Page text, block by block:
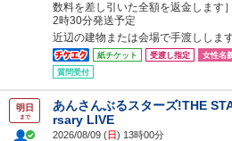
数料を差し引いた全額を返金します
2時30分発送予定
近辺の建物または会場で手渡ししま
紙チケット 受渡し指定 女性名
質問受付
明日
まで
あんさんぶるスターズ!THE
rsary LIVE
2026/08/09 (日) 13時00分